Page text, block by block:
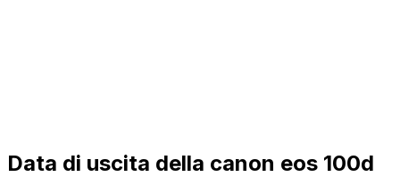
Data di uscita della canon eos 100d